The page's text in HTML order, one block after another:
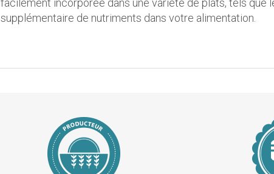
supplémentaire de nutriments dans votre alimentation.